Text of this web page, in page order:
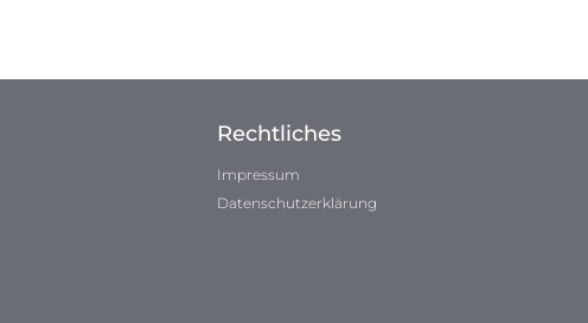
Rechtliches
Impressum
Datenschutzerklärung